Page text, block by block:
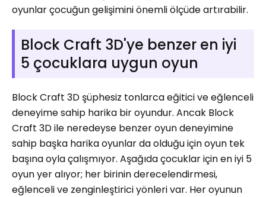
oyunlar çocuğun gelişimini önemli ölçüde artırabilir.
Block Craft 3D'ye benzer en iyi
5 çocuklara uygun oyun
Block Craft 3D şüphesiz tonlarca eğitici ve eğlenceli
deneyime sahip harika bir oyundur. Ancak Block
Craft 3D ile neredeyse benzer oyun deneyimine
sahip başka harika oyunlar da olduğu için oyun tek
başına oyla çalışmıyor. Aşağıda çocuklar için en iyi 5
oyun yer alıyor; her birinin derecelendirmesi,
eğlenceli ve zenginleştirici yönleri var. Her oyunun